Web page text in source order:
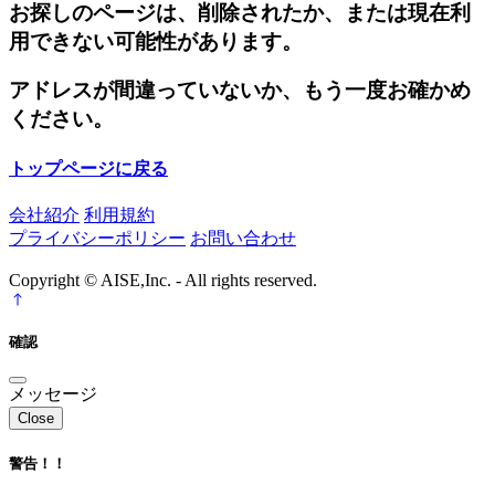
お探しのページは、削除されたか、または現在利
用できない可能性があります。
アドレスが間違っていないか、もう一度お確かめ
ください。
トップページに戻る
会社紹介 利用規約
プライバシーポリシー お問い合わせ
Copyright © AISE,Inc. - All rights reserved.
確認
メッセージ
Close
警告！！